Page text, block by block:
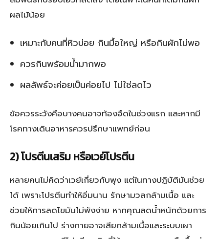
ผลไม้น้อย
เหมาะกับคนที่หิวบ่อย กินมื้อใหญ่ หรือกินผักไม่พอ
ควรกินพร้อมน้ำมากพอ
ผลลัพธ์จะค่อยเป็นค่อยไป ไม่ใช่ลดไว
ข้อควรระวังคือบางคนอาจท้องอืดในช่วงแรก และหากมี
โรคทางเดินอาหารควรปรึกษาแพทย์ก่อน
2) โปรตีนเสริม หรือเวย์โปรตีน
หลายคนไม่คิดว่าเวย์เกี่ยวกับพุง แต่ในทางปฏิบัติมันช่วย
ได้ เพราะโปรตีนทำให้อิ่มนาน รักษามวลกล้ามเนื้อ และ
ช่วยให้การลดไขมันไม่พังง่าย หากคุณลดน้ำหนักด้วยการ
กินน้อยเกินไป ร่างกายอาจเสียกล้ามเนื้อและระบบเผา